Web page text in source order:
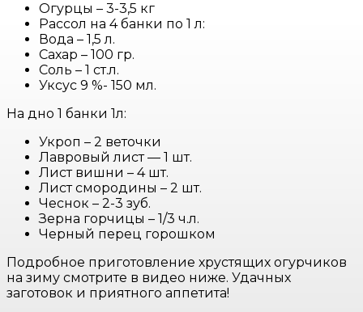
Огурцы – 3-3,5 кг
Рассол на 4 банки по 1 л:
Вода – 1,5 л.
Сахар – 100 гр.
Соль – 1 ст.л.
Уксус 9 %- 150 мл.
На дно 1 банки 1л:
Укроп – 2 веточки
Лавровый лист — 1 шт.
Лист вишни – 4 шт.
Лист смородины – 2 шт.
Чеснок – 2-3 зуб.
Зерна горчицы – 1/3 ч.л.
Черный перец горошком
Подробное приготовление хрустящих огурчиков
на зиму смотрите в видео ниже. Удачных
заготовок и приятного аппетита!